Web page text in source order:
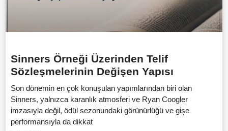
Sinners Örneği Üzerinden Telif
Sözleşmelerinin Değişen Yapısı
Son dönemin en çok konuşulan yapımlarından biri olan
Sinners, yalnızca karanlık atmosferi ve Ryan Coogler
imzasıyla değil, ödül sezonundaki görünürlüğü ve gişe
performansıyla da dikkat